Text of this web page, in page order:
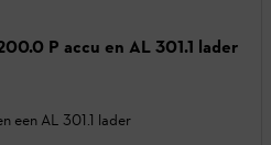
P accu en AL 301.1 lader
een AL 301.1 lader